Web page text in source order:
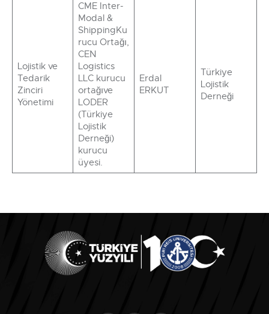
Lojistik ve
Tedarik
Zinciri
Yönetimi
CME Inter-
Modal &
ShippingKu
rucu Ortağı,
CEN
Logistics
LLC kurucu
ortağıve
LODER
(Türkiye
Lojistik
Derneği)
kurucu
üyesi.
Erdal
ERKUT
Türkiye
Lojistik
Derneği